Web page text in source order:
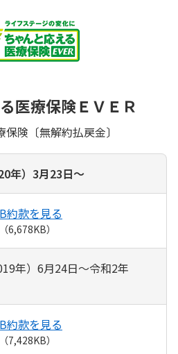
医療保険ＥＶＥＲ
険〔無解約払戻金〕
年）3月23日～
約款を見る
（6,678KB）
年）6月24日～令和2年
約款を見る
（7,428KB）